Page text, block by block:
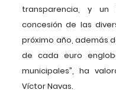
transparencia, y un
concesión de las
próximo año, además
de cada euro
municipales”, ha
Víctor Navas.